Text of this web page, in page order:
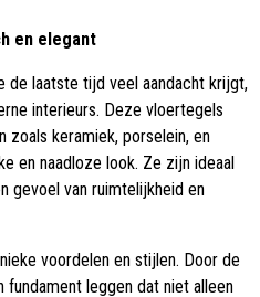
en elegant
de laatste tijd veel aandacht krijgt,
interieurs. Deze vloertegels
zoals keramiek, porselein, en
en naadloze look. Ze zijn ideaal
gevoel van ruimtelijkheid en
voordelen en stijlen. Door de
leggen dat niet alleen